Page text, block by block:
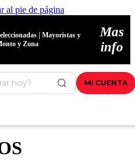
al pie de página
| Mayoristas y
y Zona
Mas
info
MI CUENTA